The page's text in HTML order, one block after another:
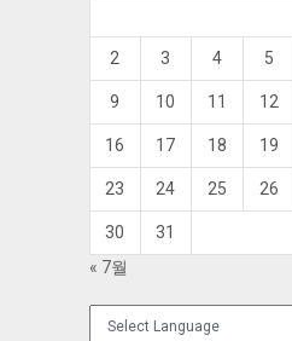
2 3 4 5
9 10 11 12
16 17 18 19
23 24 25 26
30
31
« 7월